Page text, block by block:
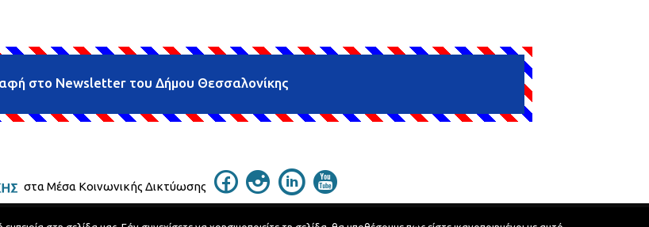
στο Newsletter του Δήμου Θεσσαλονίκης
στα Μέσα Κοινωνικής Δικτύωσης